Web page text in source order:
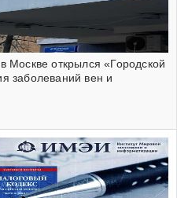
Москве открылся «Городской
заболеваний вен и